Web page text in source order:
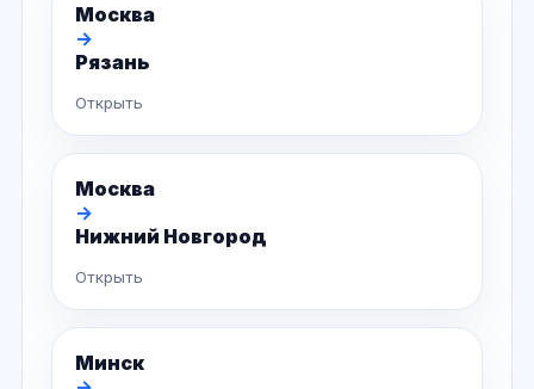
Москва
→
Рязань
Открыть
Москва
→
Нижний Новгород
Открыть
Минск